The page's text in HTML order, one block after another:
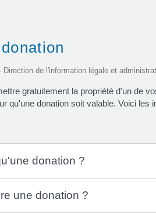
Direction de l'information légale et
gratuitement la propriété d'un de
qu'une donation soit valable. Voici les
donation ?
une donation ?